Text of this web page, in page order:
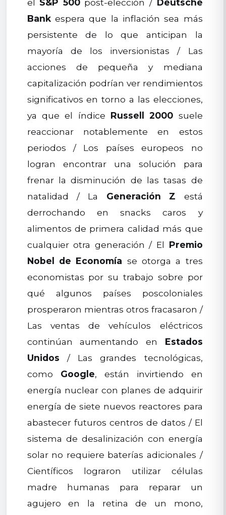
Bankespera que la inflación sea más
persistente de lo que anticipan la
mayoría de los inversionistas / Las
acciones de pequeña y mediana
capitalización podrían ver rendimientos
significativos en torno a las elecciones,
ya que el índice Russell 2000 suele
reaccionar notablemente en estos
periodos / Los países europeos no
logran encontrar una solución para
frenar la disminución de las tasas de
natalidad / La Generación Z está
derrochando en snacks caros y
alimentos de primera calidad más que
cualquier otra generación / El Premio
Nobel de Economía se otorga a tres
economistas por su trabajo sobre por
qué algunos países poscoloniales
prosperaron mientras otros fracasaron /
Las ventas de vehículos eléctricos
continúan aumentando en Estados
Unidos / Las grandes tecnológicas,
como Google, están invirtiendo en
energía nuclear con planes de adquirir
energía de siete nuevos reactores para
abastecer futuros centros de datos / El
sistema de desalinización con energía
solar no requiere baterías adicionales /
Científicos lograron utilizar células
madre humanas para reparar un
agujero en la retina de un mono,